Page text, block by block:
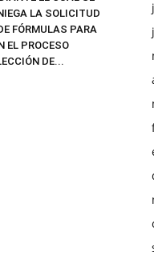
LA SOLICITUD
FÓRMULAS PARA
EL PROCESO
DE...